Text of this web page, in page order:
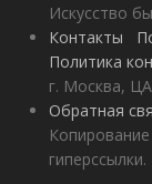
Искусство
Контакты
Политика
г. Москва,
Обратная
гиперссылки.